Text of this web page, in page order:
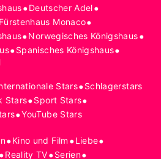
•Deutscher Adel•
Fürstenhaus Monaco•
•Norwegisches Königshaus•
•Spanisches Königshaus•
Stars•Schlagerstars
Stars•Sport Stars•
•YouTube Stars
•Kino und Film •Liebe•
•Reality TV•Serien•